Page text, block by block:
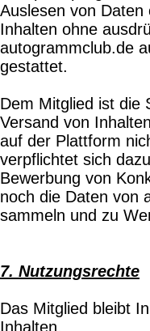
Auslesen von Daten
Inhalten ohne
autogrammclub.de
gestattet.
Dem Mitglied ist die
Versand von
auf der Plattform
verpflichtet sich
Bewerbung von
noch die Daten von
sammeln und zu
7. Nutzungsrechte
Das Mitglied bleibt
Inhalten.